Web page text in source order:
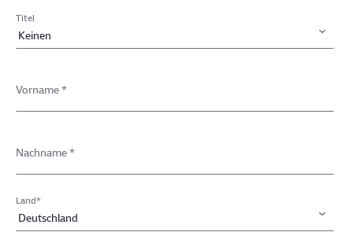
Titel
Vorname*
Nachname*
Land*